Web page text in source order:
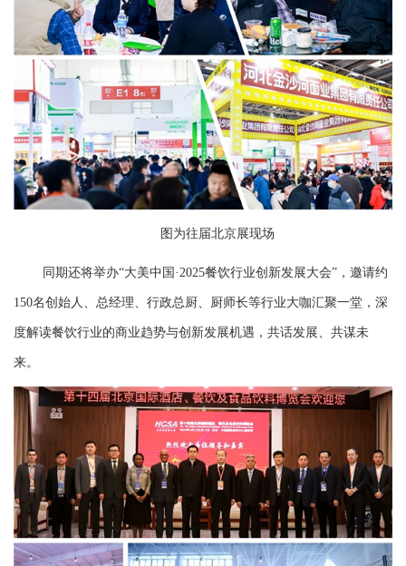
图为往届北京展现场
同期还将举办“大美中国·2025餐饮行业创新发展大会”，邀请约
150名创始人、总经理、行政总厨、厨师长等行业大咖汇聚一堂，深
度解读餐饮行业的商业趋势与创新发展机遇，共话发展、共谋未
来。